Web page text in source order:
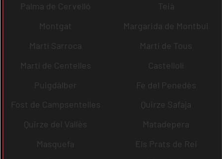
Palma de Cervelló
Teià
Montgat
Margarida de Montbui
Martí Sarroca
Martí de Tous
Martí de Centelles
Castellolí
Puigdàlber
Fe del Penedès
Fost de Campsentelles
Quirze Safaja
Quirze del Vallès
Matadepera
Masquefa
Els Prats de Rei